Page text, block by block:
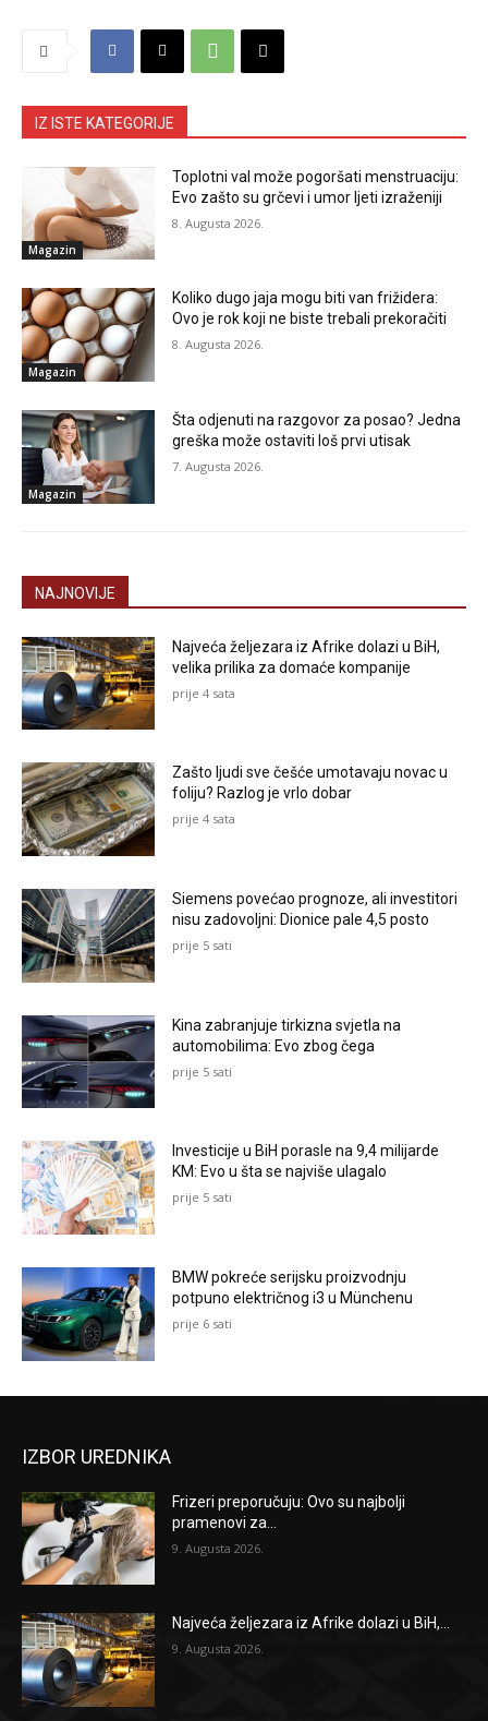
IZ ISTE KATEGORIJE
Magazin
Toplotni val može pogoršati menstruaciju:
Evo zašto su grčevi i umor ljeti izraženiji
8. Augusta 2026.
Magazin
Koliko dugo jaja mogu biti van frižidera:
Ovo je rok koji ne biste trebali prekoračiti
8. Augusta 2026.
Magazin
Šta odjenuti na razgovor za posao? Jedna
greška može ostaviti loš prvi utisak
7. Augusta 2026.
NAJNOVIJE
Najveća željezara iz Afrike dolazi u BiH,
velika prilika za domaće kompanije
prije 4 sata
Zašto ljudi sve češće umotavaju novac u
foliju? Razlog je vrlo dobar
prije 4 sata
Siemens povećao prognoze, ali investitori
nisu zadovoljni: Dionice pale 4,5 posto
prije 5 sati
Kina zabranjuje tirkizna svjetla na
automobilima: Evo zbog čega
prije 5 sati
Investicije u BiH porasle na 9,4 milijarde
KM: Evo u šta se najviše ulagalo
prije 5 sati
BMW pokreće serijsku proizvodnju
potpuno električnog i3 u Münchenu
prije 6 sati
IZBOR UREDNIKA
Frizeri preporučuju: Ovo su najbolji
pramenovi za...
9. Augusta 2026.
Najveća željezara iz Afrike dolazi u BiH,...
9. Augusta 2026.